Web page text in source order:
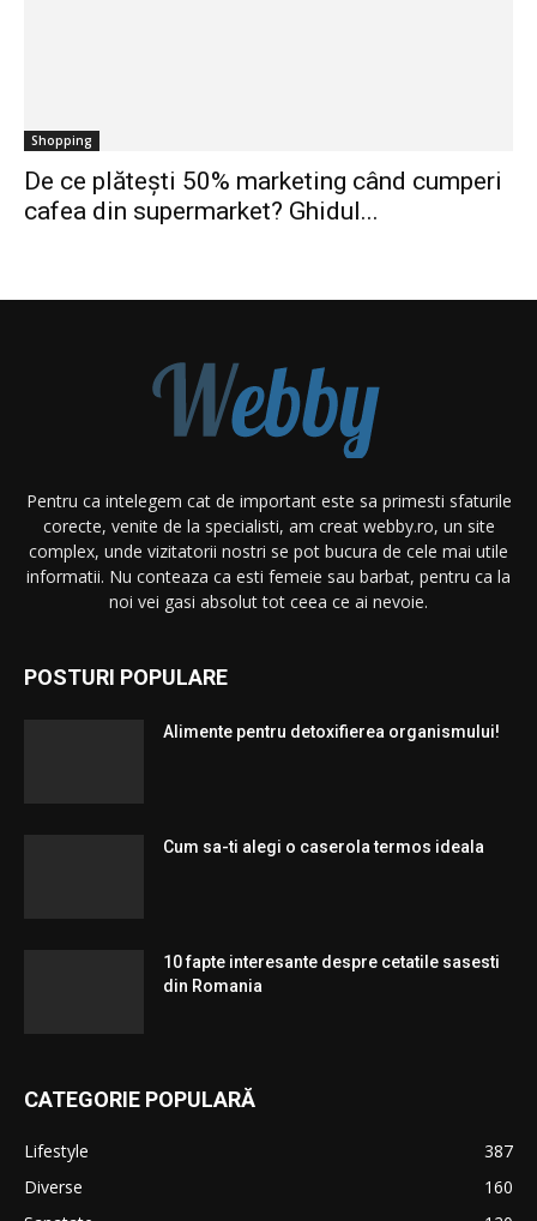
Shopping
De ce plătești 50% marketing când cumperi
cafea din supermarket? Ghidul...
Pentru ca intelegem cat de important este sa primesti sfaturile
corecte, venite de la specialisti, am creat webby.ro, un site
complex, unde vizitatorii nostri se pot bucura de cele mai utile
informatii. Nu conteaza ca esti femeie sau barbat, pentru ca la
noi vei gasi absolut tot ceea ce ai nevoie.
POSTURI POPULARE
Alimente pentru detoxifierea organismului!
Cum sa-ti alegi o caserola termos ideala
10 fapte interesante despre cetatile sasesti
din Romania
CATEGORIE POPULARĂ
Lifestyle
387
Diverse
160